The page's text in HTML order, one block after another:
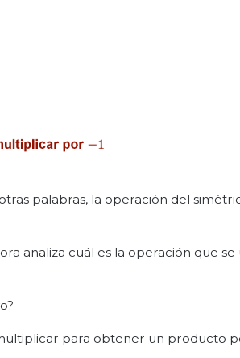
palabras, la operación del
analiza cuál es la operación que se
para obtener un producto